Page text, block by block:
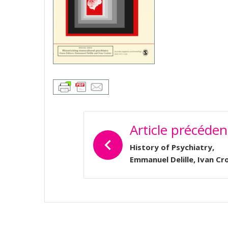
DE
L’ARTICLE
Article
History of Psychiatry,
Emmanuel Delille, Ivan